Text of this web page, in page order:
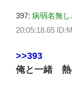
397: 病弱名無
20:05:18.65
>>393
俺と一緒 熱